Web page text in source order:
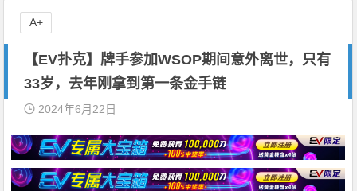
【EV扑克】牌手参加WSOP期间意外离世，只有
33岁，去年刚拿到第一条金手链
2024年6月22日
A+